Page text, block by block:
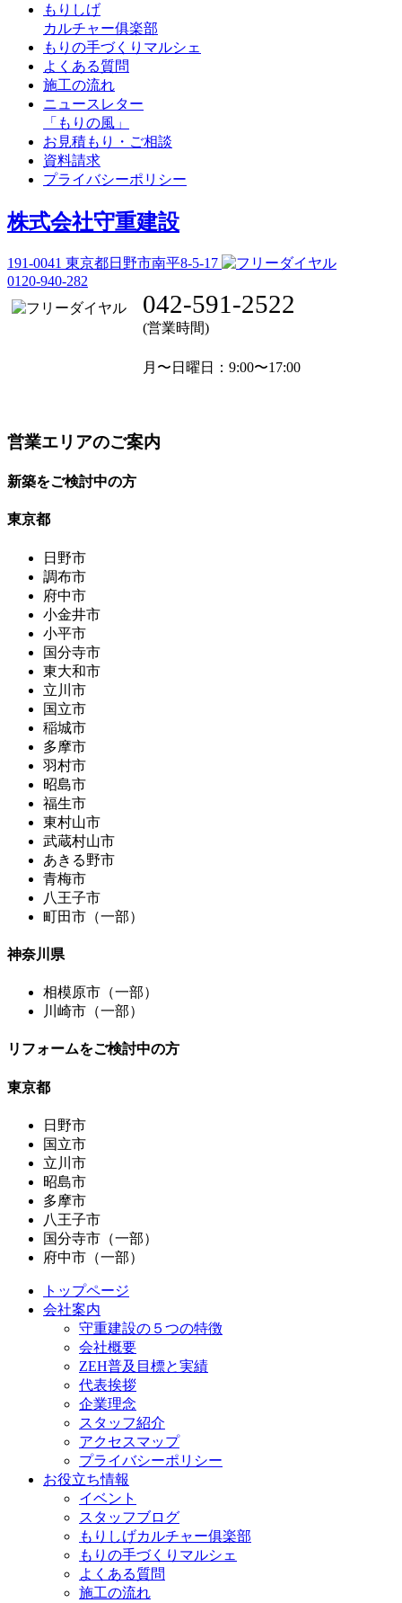
もりしげ
カルチャー俱楽部
もりの手づくりマルシェ
よくある質問
施工の流れ
ニュースレター
「もりの風」
お見積もり・ご相談
資料請求
プライバシーポリシー
株式会社守重建設
191-0041 東京都日野市南平8-5-17
0120-940-282
042-591-2522
(営業時間)
月〜日曜日 ：9:00〜17:00
営業エリアのご案内
新築をご検討中の方
東京都
日野市
調布市
府中市
小金井市
小平市
国分寺市
東大和市
立川市
国立市
稲城市
多摩市
羽村市
昭島市
福生市
東村山市
武蔵村山市
あきる野市
青梅市
八王子市
町田市（一部）
神奈川県
相模原市（一部）
川崎市（一部）
リフォームをご検討中の方
東京都
日野市
国立市
立川市
昭島市
多摩市
八王子市
国分寺市（一部）
府中市（一部）
トップページ
会社案内
守重建設の５つの特徴
会社概要
ZEH普及目標と実績
代表挨拶
企業理念
スタッフ紹介
アクセスマップ
プライバシーポリシー
お役立ち情報
イベント
スタッフブログ
もりしげカルチャー俱楽部
もりの手づくりマルシェ
よくある質問
施工の流れ